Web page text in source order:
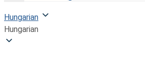
Hungarian
Hungarian